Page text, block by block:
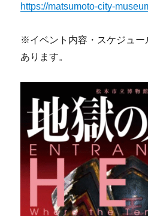
https://matsumoto-city-
※イベント内容・スケジュー
あります。